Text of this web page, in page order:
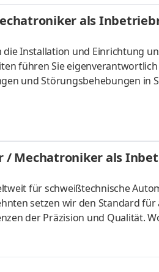
als
die Installation und Einrichtung
führen Sie
und Störungsbehebungen in
zu Ihren Kernaufgaben. Für
reisen auftragsbedingt
/ Mechatroniker als
für schweißtechnische
setzen wir den Standard
der Präzision und Qualität.
Partner für automatisierte
Zur Verstärkung unseres
/ Mechatroniker als